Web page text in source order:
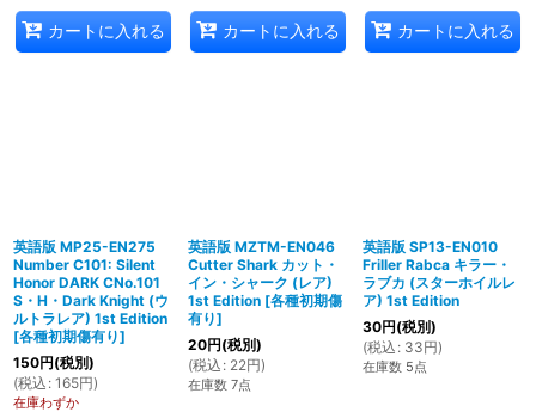
カートに入れる カートに入れる カートに入れる
英語版 MP25-EN275
Number C101: Silent
Honor DARK CNo.101
S・H・Dark Knight (ウ
ルトラレア) 1st Edition
[各種初期傷有り]
150円(税別)
(税込 : 165円)
在庫わずか
英語版 MZTM-EN046
Cutter Shark カット・
イン・シャーク (レア)
1st Edition [各種初期傷
有り]
20円(税別)
(税込 : 22円)
在庫数 7点
英語版 SP13-EN010
Friller Rabca キラー・
ラブカ (スターホイルレ
ア) 1st Edition
30円(税別)
(税込 : 33円)
在庫数 5点